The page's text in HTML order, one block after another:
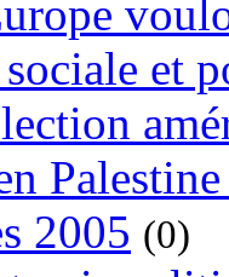
sociale et
2005 (0)